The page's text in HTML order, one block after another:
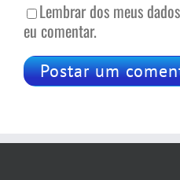
Lembrar dos meus
eu comentar.